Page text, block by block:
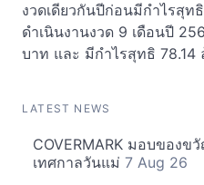
งวดเดียวกันปีก่อนมีกำไรสุท
ดำเนินงานงวด 9 เดือนปี
บาท และ มีกำไรสุทธิ 78.14
LATEST NEWS
COVERMARK มอบของ
เทศกาลวันแม่ 7 Aug 26